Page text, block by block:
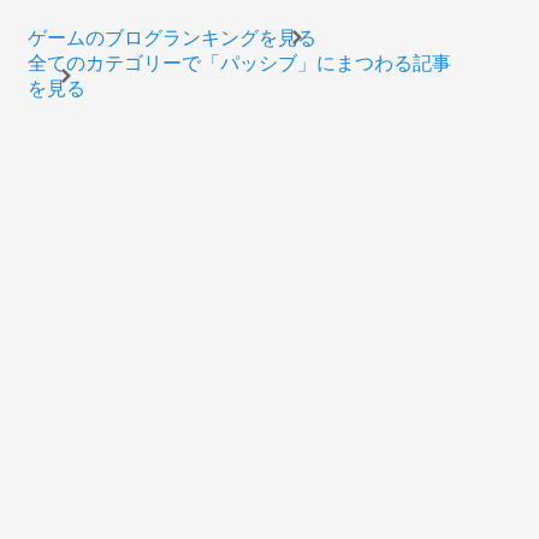
ゲームのブログランキングを見る
全てのカテゴリーで「パッシブ」にまつわる記事
を見る